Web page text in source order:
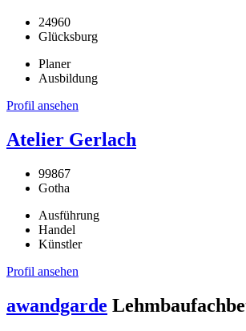
24960
Glücksburg
Planer
Ausbildung
Profil ansehen
Atelier Gerlach
99867
Gotha
Ausführung
Handel
Künstler
Profil ansehen
awandgarde